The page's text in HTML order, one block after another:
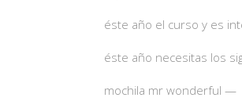
éste año el curso y es
éste año necesitas los
mochila mr wonderful —